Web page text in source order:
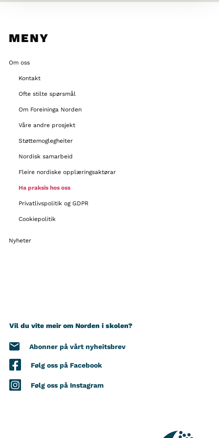
MENY
Om oss
Kontakt
Ofte stilte spørsmål
Om Foreininga Norden
Våre andre prosjekt
Støttemoglegheiter
Nordisk samarbeid
Fleire nordiske opplæringsaktørar
Ha praksis hos oss
Privatlivspolitik og GDPR
Cookiepolitik
Nyheter
Vil du vite meir om Norden i skolen?
Abonner på vårt nyheitsbrev
Følg oss på Facebook
Følg oss på Instagram